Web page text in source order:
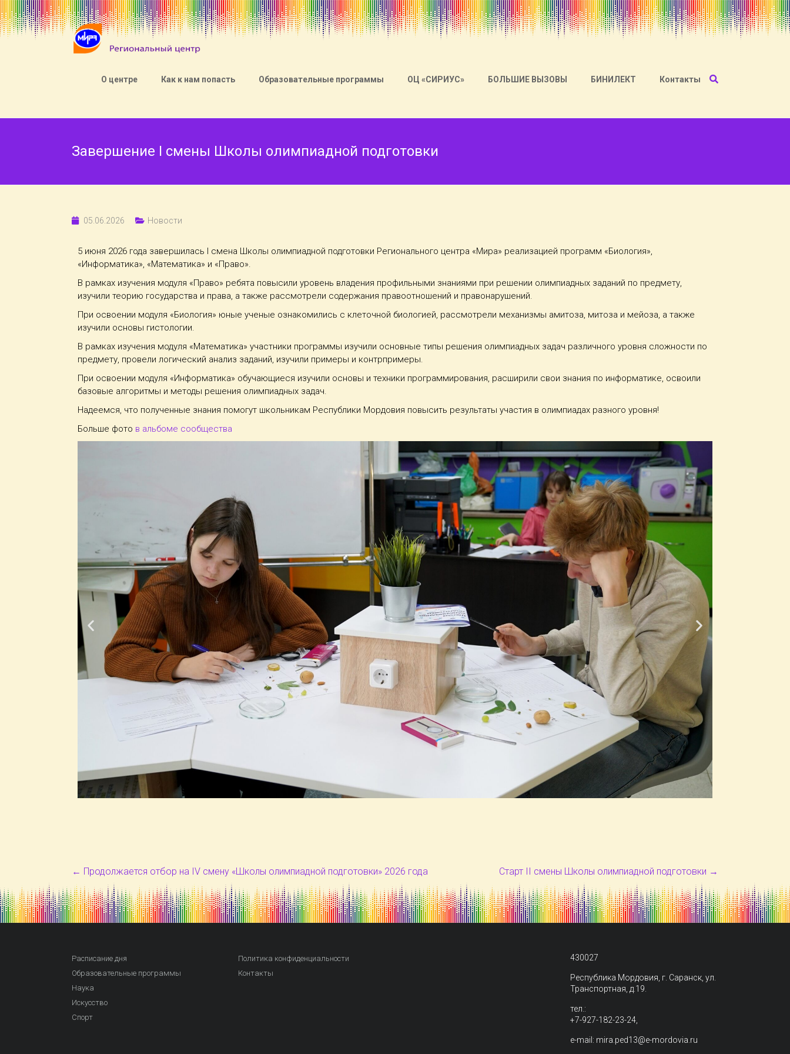
О центре Как к нам попасть Образовательные программы ОЦ «СИРИУС» БОЛЬШИЕ ВЫЗОВЫ БИНИЛЕКТ Контакты
Завершение I смены Школы олимпиадной подготовки
05.06.2026 Новости
5 июня 2026 года завершилась I смена Школы олимпиадной подготовки Регионального центра «Мира» реализацией программ «Биология»,
«Информатика», «Математика» и «Право».
В рамках изучения модуля «Право» ребята повысили уровень владения профильными знаниями при решении олимпиадных заданий по предмету,
изучили теорию государства и права, а также рассмотрели содержания правоотношений и правонарушений.
При освоении модуля «Биология» юные ученые ознакомились с клеточной биологией, рассмотрели механизмы амитоза, митоза и мейоза, а также
изучили основы гистологии.
В рамках изучения модуля «Математика» участники программы изучили основные типы решения олимпиадных задач различного уровня сложности по
предмету, провели логический анализ заданий, изучили примеры и контрпримеры.
При освоении модуля «Информатика» обучающиеся изучили основы и техники программирования, расширили свои знания по информатике, освоили
базовые алгоритмы и методы решения олимпиадных задач.
Надеемся, что полученные знания помогут школьникам Республики Мордовия повысить результаты участия в олимпиадах разного уровня!
Больше фото в альбоме сообщества
← Продолжается отбор на IV смену «Школы олимпиадной подготовки» 2026 года Старт II смены Школы олимпиадной подготовки →
Расписание дня
Образовательные программы
Наука
Искусство
Спорт
Политика конфиденциальности
Контакты
430027
Республика Мордовия, г. Саранск, ул.
Транспортная, д.19.
тел.:
+7-927-182-23-24,
e-mail: mira.ped13@e-mordovia.ru